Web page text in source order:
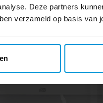
Deze partners
verzameld op basis van